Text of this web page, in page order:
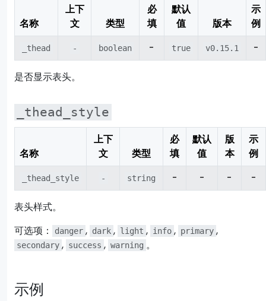
名称
上下
文
类型
必
填
默认
值
版本
示
例
_thead - boolean - true v0.15.1 -
是否显示表头。
_thead_style
名称
上下
文
类型
必
填
默认
值
版
本
示
例
_thead_style - string - - - -
表头样式。
可选项：
danger , dark , light , info , primary ,
secondary , success , warning 。
示例